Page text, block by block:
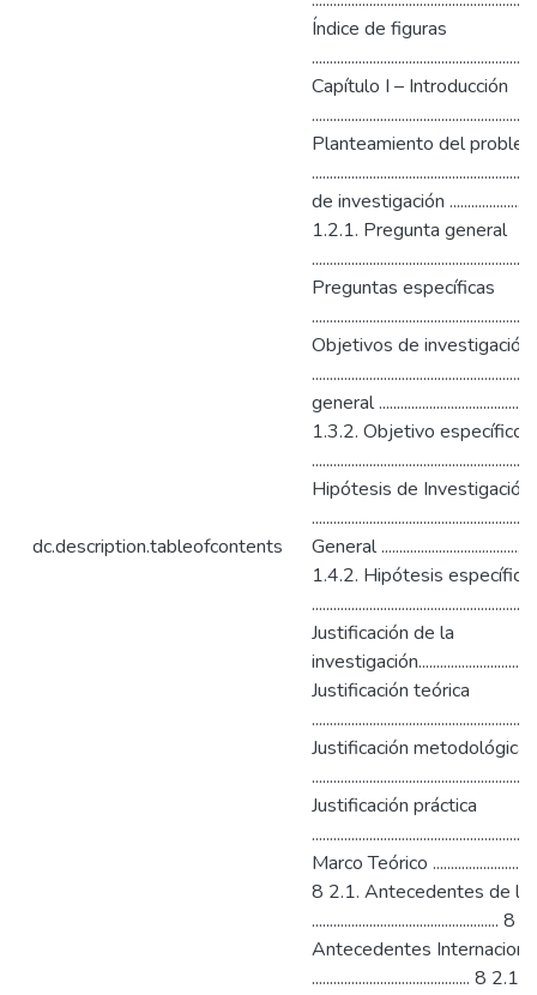
dc.description.tableofcontents
Índice de figuras
Capítulo I – Introducción
Planteamiento del
de investigación
1.2.1. Pregunta general
Preguntas específicas
Objetivos de investigación
general
1.3.2. Objetivo específico
Hipótesis de Investigación
General
1.4.2. Hipótesis específica
Justificación de la
Justificación teórica
Justificación metodológica
Justificación práctica
Marco Teórico
8 2.1. Antecedentes de la
.................................................... 8
Antecedentes
............................................ 8